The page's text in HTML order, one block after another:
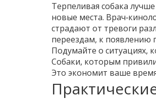
Терпеливая собака
новые места.
страдают от тревоги
переездам, к появлению
Подумайте о ситуациях,
Собаки, которым
Это экономит ваше